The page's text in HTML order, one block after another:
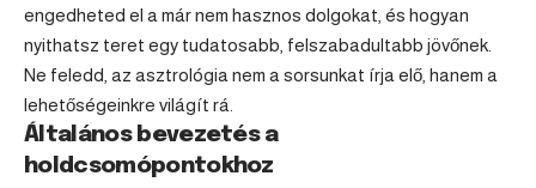
engedheted el a már nem hasznos dolgokat, és hogyan
nyithatsz teret egy tudatosabb, felszabadultabb jövőnek.
Ne feledd, az asztrológia nem a sorsunkat írja elő, hanem a
lehetőségeinkre világít rá.
Általános bevezetés a
holdcsomópontokhoz